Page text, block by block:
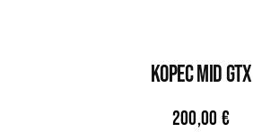
KOPEC MID GTX
200,00 €